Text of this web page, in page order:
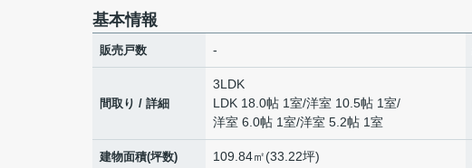
基本情報
販売戸数 -
間取り / 詳細
3LDK
LDK 18.0帖 1室/洋室 10.5帖 1室/
洋室 6.0帖 1室/洋室 5.2帖 1室
建物面積(坪数) 109.84㎡(33.22坪)